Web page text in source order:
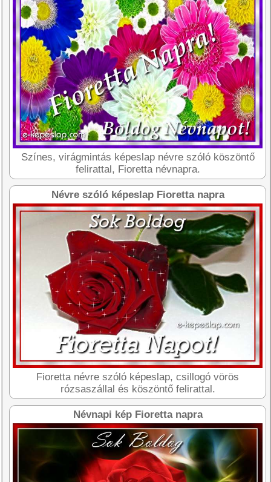
Színes, virágmintás képeslap névre szóló köszöntő
felirattal, Fioretta névnapra.
Névre szóló képeslap Fioretta napra
Fioretta névre szóló képeslap, csillogó vörös
rózsaszállal és köszöntő felirattal.
Névnapi kép Fioretta napra